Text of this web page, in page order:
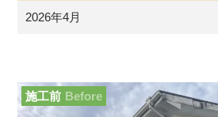
2026年4月
施工前 Before